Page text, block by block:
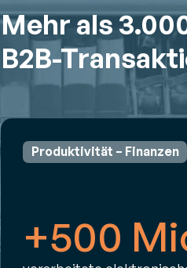
Mehr als
B2B-
Produktivität – Finanzen
+500